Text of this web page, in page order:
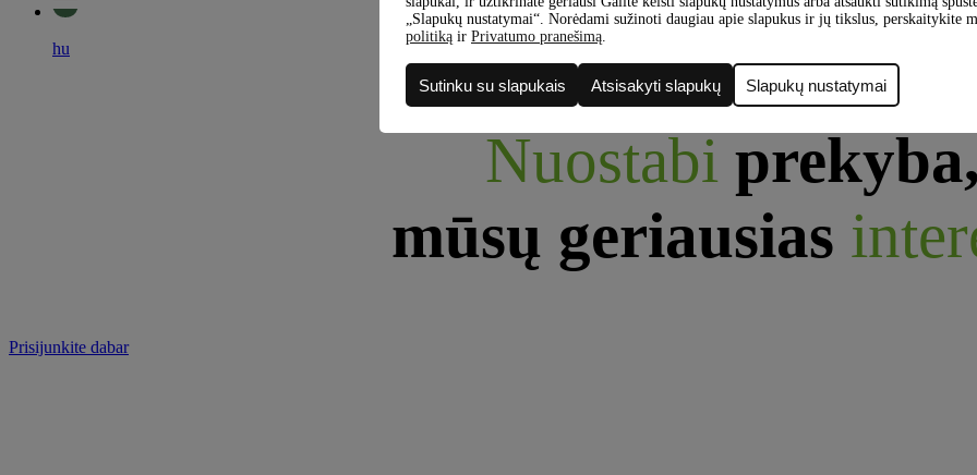
hu
Nuostabi prekyba,
mūsų geriausias
Prisijunkite dabar
„Slapukų nustatymai“. Norėdami sužinoti daugiau apie slapukus ir jų tikslus, perskaitykite
politiką ir Privatumo pranešimą
Sutinku su slapukais Atsisakyti slapukų Slapukų nustatymai